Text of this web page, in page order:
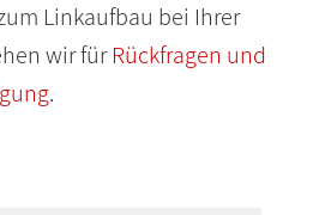
Linkaufbau bei Ihrer
wir fürRückfragen und
.